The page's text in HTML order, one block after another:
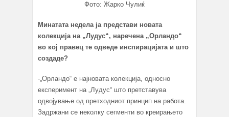
Фото: Жарко Чулиќ
Минатата недела ја представи новата
колекција на „Лудус“, наречена „Орландо“
во кој правец те одведе инспирацијата и што
создаде?
-„Орландо“ е најновата колекција, односно
експеримент на „Лудус“ што претставува
одвојување од претходниот принцип на работа.
Задржани се неколку сегменти во креирањето